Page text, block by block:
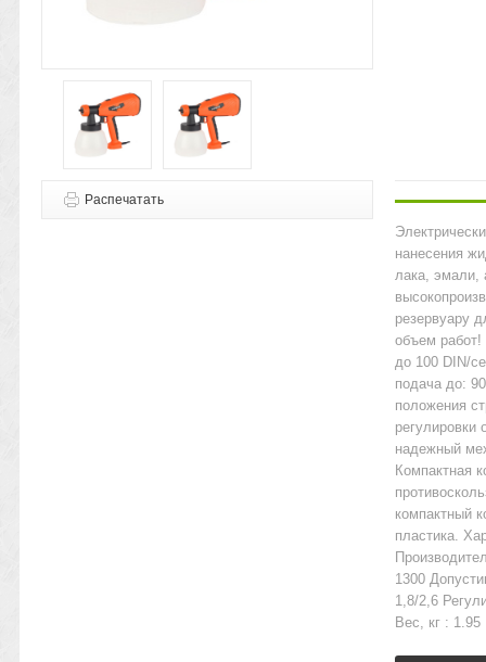
Распечатать
нанесения
лака, эмали,
резервуару
объем работ!
до 100 DIN/
подача до:
положения
регулировки
надежный
Компактная
компактный
пластика.
1300
1,8/2,6
Вес, кг : 1.95